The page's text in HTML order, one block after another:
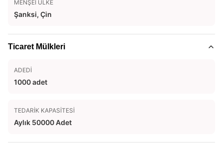
MENŞEI ÜLKE
Şanksi, Çin
Ticaret Mülkleri
ADEDI
1000 adet
TEDARIK KAPASITESI
Aylık 50000 Adet